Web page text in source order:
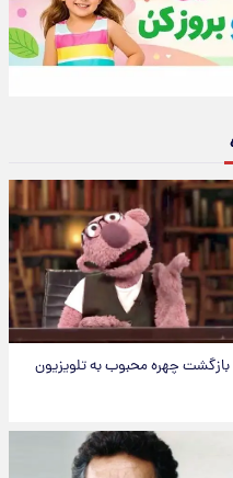
بازگشت چهره محبوب به تلویزیون